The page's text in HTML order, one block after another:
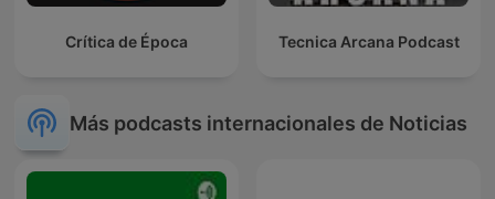
Crítica de Época Tecnica Arcana Podcast
Más podcasts internacionales de Noticias